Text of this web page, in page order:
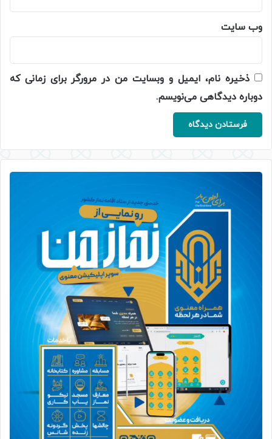
وب‌ سایت
ذخیره نام، ایمیل و وبسایت من در مرورگر برای زمانی که
دوباره دیدگاهی می‌نویسم.